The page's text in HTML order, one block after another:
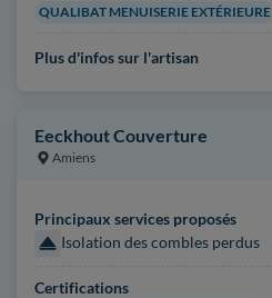
QUALIBAT MENUISERIE EXTÉRIEURE
Plus d'infos sur l'artisan
Eeckhout Couverture
Amiens
Principaux services proposés
Isolation des combles perdus
Certifications